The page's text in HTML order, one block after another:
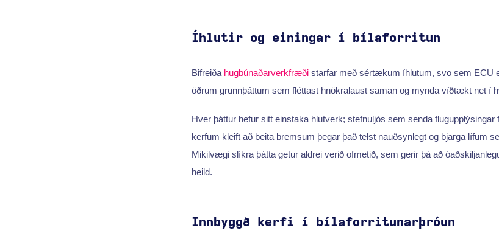
Íhlutir og einingar í bílaforritun
Bifreiða hugbúnaðarverkfræðistarfar með sértækum íhlutum, svo sem ECU
öðrum grunnþáttum sem fléttast hnökralaust saman og mynda víðtækt net í
Hver þáttur hefur sitt einstaka hlutverk; stefnuljós sem senda
kerfum kleift að beita bremsum þegar það telst nauðsynlegt og bjarga lífum
Mikilvægi slíkra þátta getur aldrei verið ofmetið, sem gerir þá að
heild.
Innbyggð kerfi í bílaforritunarþróun